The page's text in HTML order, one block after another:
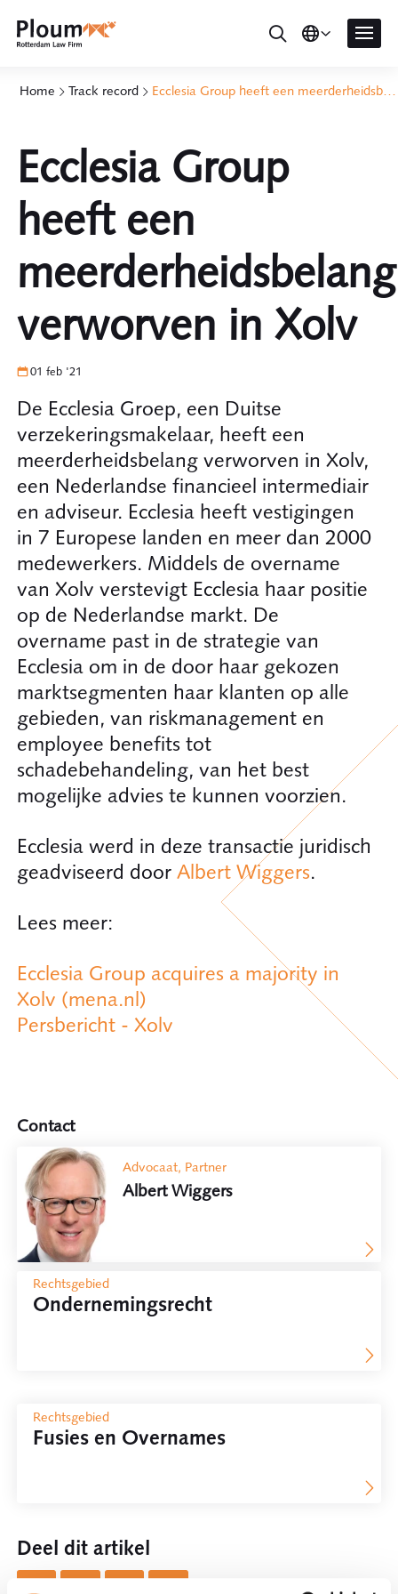
Home Track record Ecclesia Group heeft een meerderheidsbelang verworven in Xolv
Ecclesia Group
heeft een
meerderheidsbelang
verworven in Xolv
01 feb '21
De Ecclesia Groep, een Duitse
verzekeringsmakelaar, heeft een
meerderheidsbelang verworven in Xolv,
een Nederlandse financieel intermediair
en adviseur. Ecclesia heeft vestigingen
in 7 Europese landen en meer dan 2000
medewerkers. Middels de overname
van Xolv verstevigt Ecclesia haar positie
op de Nederlandse markt. De
overname past in de strategie van
Ecclesia om in de door haar gekozen
marktsegmenten haar klanten op alle
gebieden, van riskmanagement en
employee benefits tot
schadebehandeling, van het best
mogelijke advies te kunnen voorzien.
Ecclesia werd in deze transactie juridisch
geadviseerd door Albert Wiggers.
Lees meer:
Ecclesia Group acquires a majority in
Xolv (mena.nl)
Persbericht - Xolv
Contact
Advocaat, Partner
Albert Wiggers
Rechtsgebied
Ondernemingsrecht
Rechtsgebied
Fusies en Overnames
Deel dit artikel